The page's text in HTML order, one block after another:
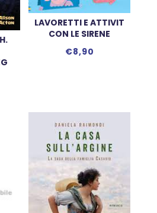
LAVORETTI E ATTIVIT
CON LE SIRENE
€8,90